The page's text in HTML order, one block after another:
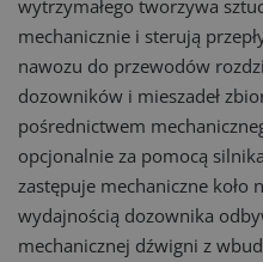
wytrzymałego tworzywa
mechanicznie i sterują
nawozu do przewodów
dozowników i mieszadeł
pośrednictwem
opcjonalnie za pomocą
zastępuje mechaniczne koło
wydajnością dozownika
mechanicznej dźwigni z